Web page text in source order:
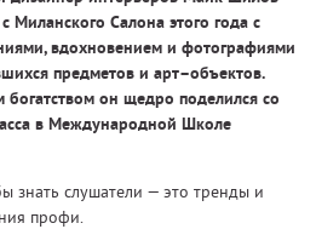
Миланского Салона этого года с
вдохновением и фотографиями
предметов и арт–объектов.
богатством он щедро поделился со
в Международной Школе
знать слушатели — это тренды и
профи.